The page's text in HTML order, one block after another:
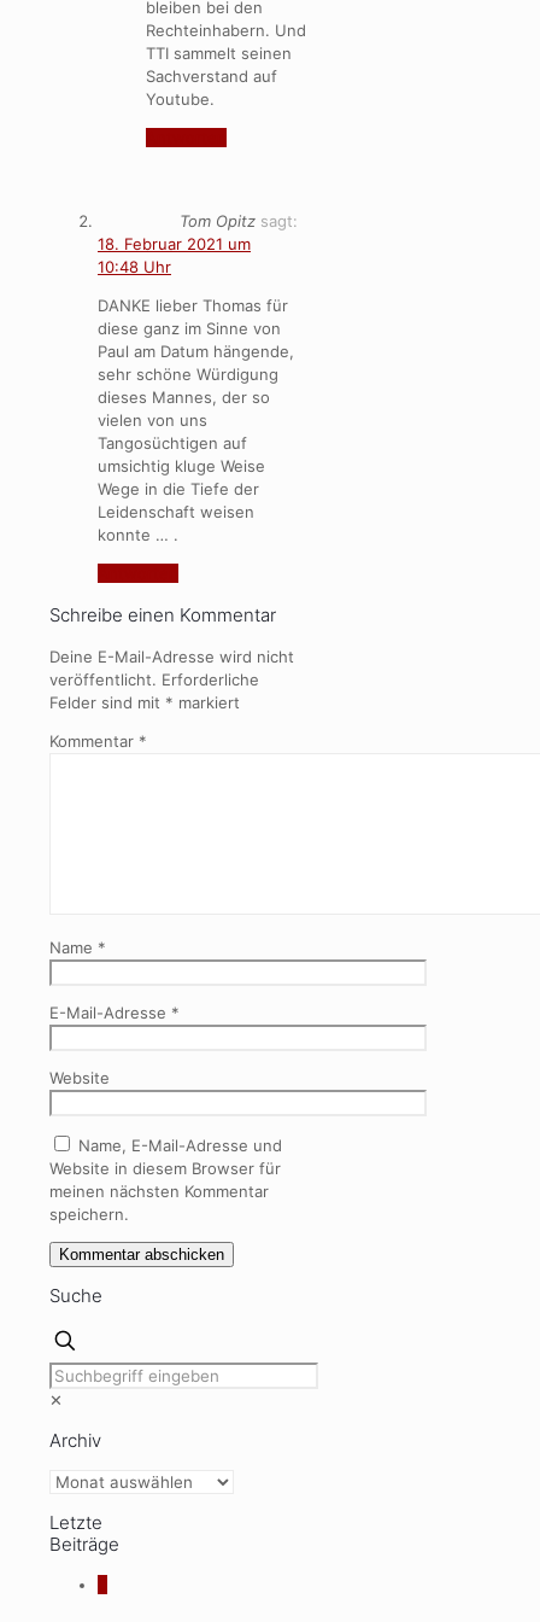
bleiben bei den
Rechteinhabern. Und
TTI sammelt seinen
Sachverstand auf
Youtube.
Tom Opitz sagt:
18. Februar 2021 um
10:48 Uhr
DANKE lieber Thomas für
diese ganz im Sinne von
Paul am Datum hängende,
sehr schöne Würdigung
dieses Mannes, der so
vielen von uns
Tangosüchtigen auf
umsichtig kluge Weise
Wege in die Tiefe der
Leidenschaft weisen
konnte … .
Schreibe einen Kommentar
Deine E-Mail-Adresse wird nicht
veröffentlicht. Erforderliche
Felder sind mit * markiert
Kommentar *
Name *
E-Mail-Adresse *
Website
Name, E-Mail-Adresse und
Website in diesem Browser für
meinen nächsten Kommentar
speichern.
Suche
✕
Archiv
Archiv
Letzte
Beiträge